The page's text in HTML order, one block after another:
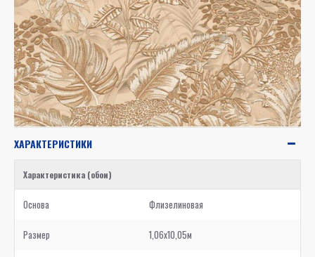
ХАРАКТЕРИСТИКИ
Характеристика (обои)
Основа Флизелиновая
Размер 1,06x10,05м